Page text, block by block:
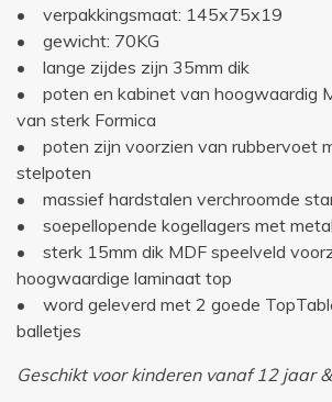
• verpakkingsmaat: 145x75x19
• gewicht: 70KG
• lange zijdes zijn 35mm dik
• poten en kabinet van hoogwaardig
van sterk Formica
• poten zijn voorzien van rubbervoet
stelpoten
• massief hardstalen verchroomde
• soepellopende kogellagers met
• sterk 15mm dik MDF speelveld
hoogwaardige laminaat top
• word geleverd met 2 goede
balletjes
Geschikt voor kinderen vanaf 12 jaar